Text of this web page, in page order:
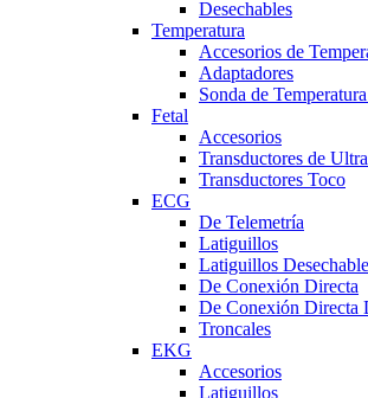
Desechables
Temperatura
Accesorios de
Adaptadores
Sonda de
Fetal
Accesorios
Transductores de
Transductores Toco
ECG
De Telemetría
Latiguillos
Latiguillos
De Conexión Directa
De Conexión Directa
Troncales
EKG
Accesorios
Latiguillos